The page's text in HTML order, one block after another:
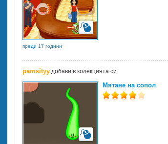
преди 17 години
pamsityyдобави в колекцията си
Мятане на сопол